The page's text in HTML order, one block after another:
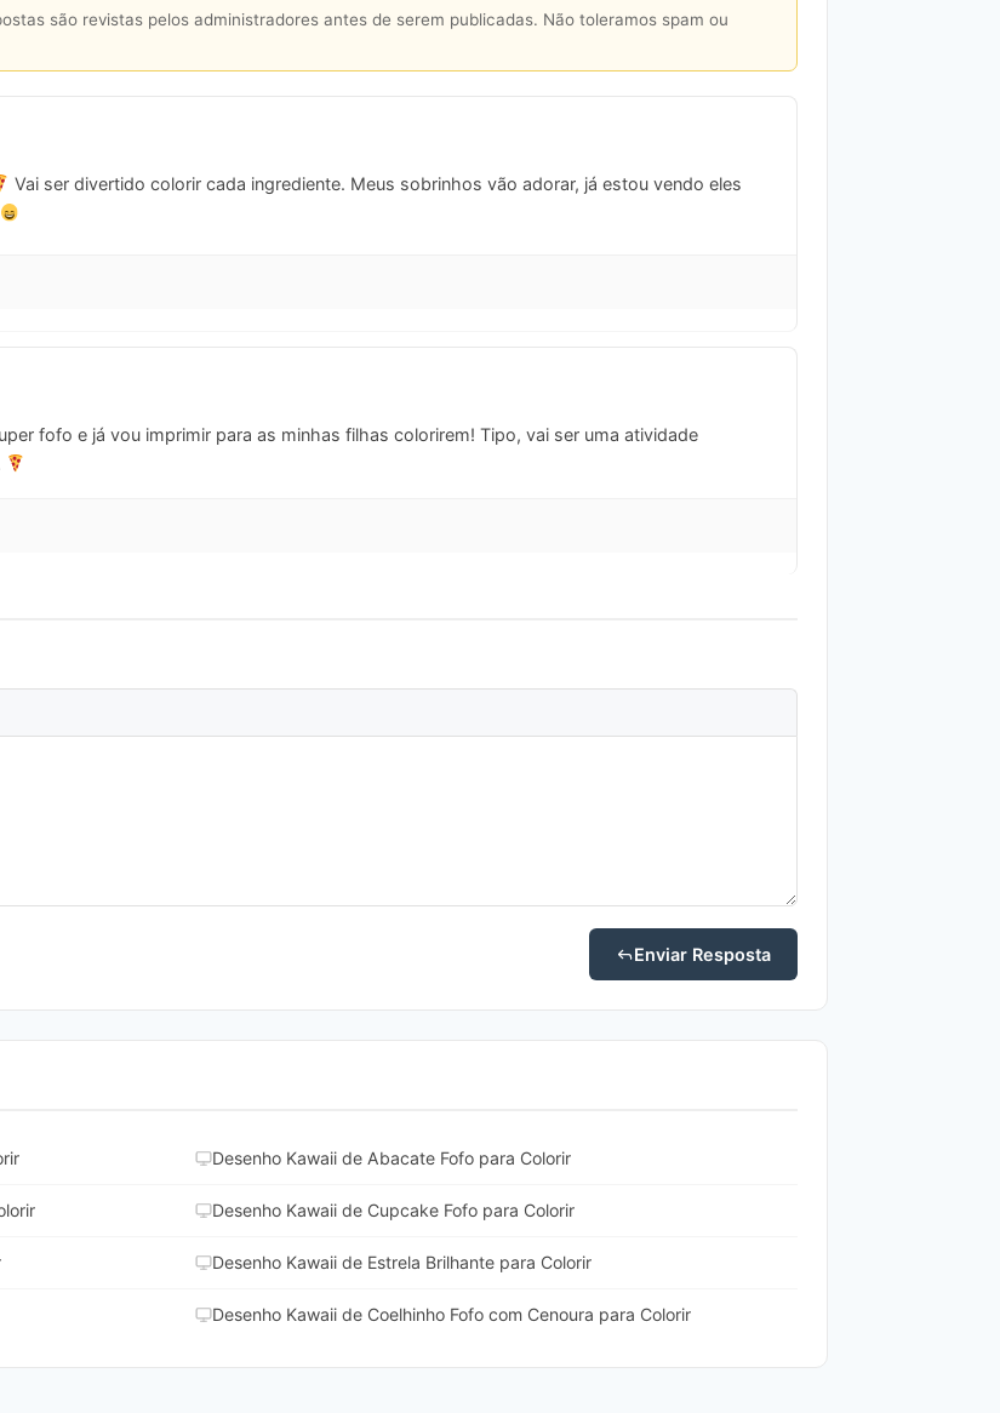
são revistas pelos administradores antes de serem publicadas. Não toleramos spam ou
Vai ser divertido colorir cada ingrediente. Meus sobrinhos vão adorar, já estou vendo eles
fofo e já vou imprimir para as minhas filhas colorirem! Tipo, vai ser uma atividade
Enviar Resposta
Desenho Kawaii de Abacate Fofo para Colorir
Desenho Kawaii de Cupcake Fofo para Colorir
Desenho Kawaii de Estrela Brilhante para Colorir
Desenho Kawaii de Coelhinho Fofo com Cenoura para Colorir